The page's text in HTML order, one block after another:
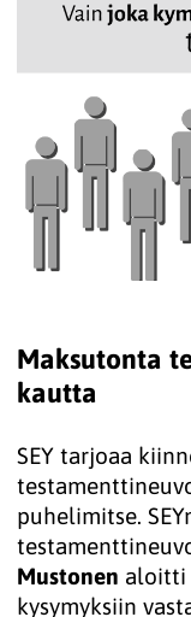
Maksutonta
kautta
SEY tarjoaa
puhelimitse.
Mustonen aloitti
kysymyksiin